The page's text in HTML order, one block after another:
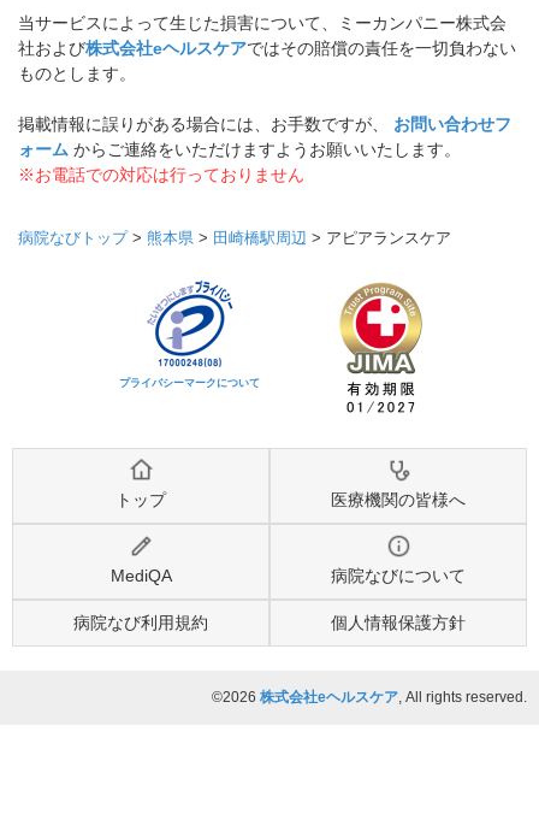
当サービスによって生じた損害について、ミーカンパニー株式会
社および株式会社eヘルスケアではその賠償の責任を一切負わない
ものとします。
掲載情報に誤りがある場合には、お手数ですが、 お問い合わせフ
ォーム からご連絡をいただけますようお願いいたします。
※お電話での対応は行っておりません
病院なびトップ> 熊本県 > 田崎橋駅周辺 > アピアランスケア
プライバシーマークについて
トップ 医療機関の皆様へ
MediQA 病院なびについて
病院なび利用規約 個人情報保護方針
©2026 株式会社eヘルスケア, All rights reserved.